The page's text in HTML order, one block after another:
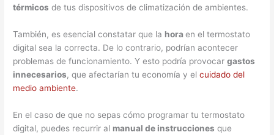
térmicos de tus dispositivos de climatización de ambientes.
También, es esencial constatar que la horaen el termostato
digital sea la correcta. De lo contrario, podrían acontecer
problemas de funcionamiento. Y esto podría provocargastos
innecesarios, que afectarían tu economía y elcuidado del
medio ambiente.
En el caso de que no sepas cómo programar tu termostato
digital, puedes recurrir al manual de instrucciones que